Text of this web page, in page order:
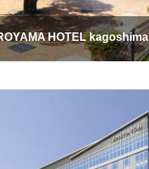
HOTEL kagoshima